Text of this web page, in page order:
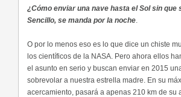
¿Cómo enviar una nave hasta el Sol sin que
Sencillo, se manda por la noche
O por lo menos eso es lo que dice un chiste
los científicos de la NASA. Pero ahora ellos
el asunto en serio y buscan enviar en 2015
sobrevolar a nuestra estrella madre. En su
acercamiento, pasará a apenas 210 km de su